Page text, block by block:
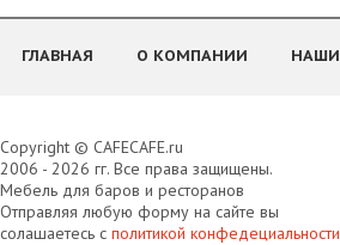
ГЛАВНАЯ О КОМПАНИИ
Copyright © CAFECAFE.ru
2006 - 2026 гг. Все права защищены.
Мебель для баров и ресторанов
Отправляя любую форму на сайте вы
солашаетесь с политикой конфедециальности